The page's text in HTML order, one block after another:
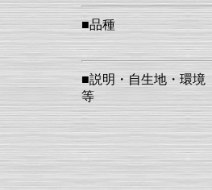
■品種
■説明・自生地・環境
等